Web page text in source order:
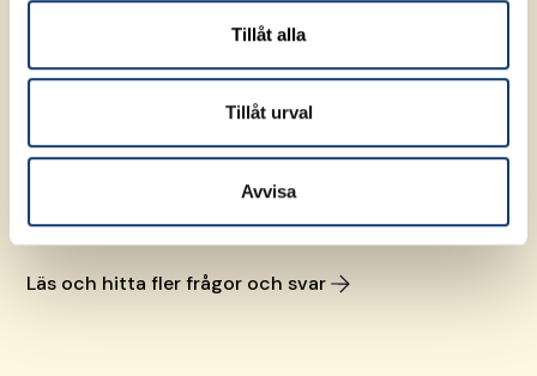
Tillåt alla
Tillåt urval
Avvisa
Vad får jag i ersättning?
Hur ofta och när får jag ersättning från HRAK?
Varför får jag inte någon ersättning de första
dagarna när jag blivit arbetslös?
Läs och hitta fler frågor och svar